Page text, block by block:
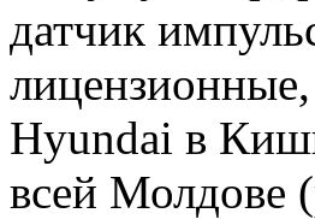
датчик
лицензионные,
Hyundai в
всей Молдове